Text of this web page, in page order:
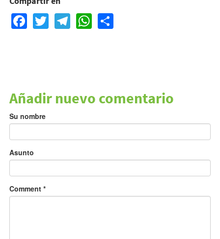
Facebook
TwitterTelegram
WhatsApp
Share
Añadir nuevo comentario
Su nombre
Asunto
Comment *